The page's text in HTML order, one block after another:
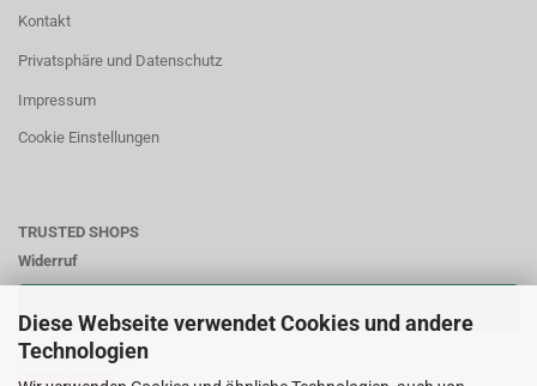
Diese Webseite verwendet Cookies und andere
Technologien
Kontakt
Privatsphäre und Datenschutz
Impressum
Cookie Einstellungen
TRUSTED SHOPS
Widerruf
Zahlungsweisen: